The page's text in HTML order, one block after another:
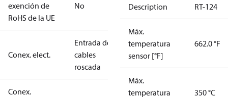
exención de
RoHS de la UE
No
Conex. elect.
Entrada de
cables
roscada
Conex.
Description
RT-124
Máx.
temperatura
sensor [°F]
662.0 °F
Máx.
temperatura
350 °C